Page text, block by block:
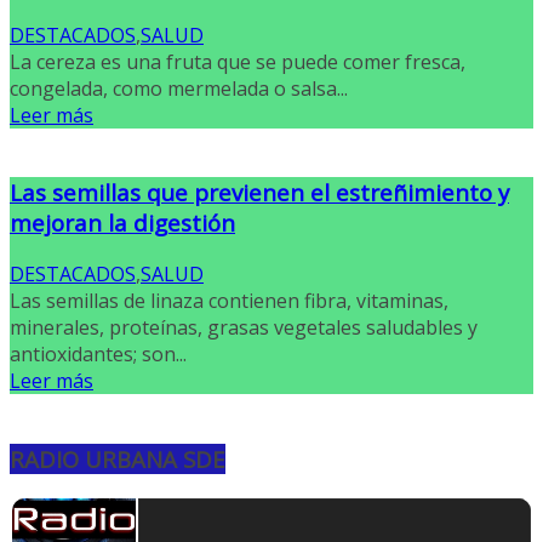
DESTACADOS,SALUD
La cereza es una fruta que se puede comer fresca,
congelada, como mermelada o salsa...
Leer más
Las semillas que previenen el estreñimiento y
mejoran la digestión
DESTACADOS,SALUD
Las semillas de linaza contienen fibra, vitaminas,
minerales, proteínas, grasas vegetales saludables y
antioxidantes; son...
Leer más
RADIO URBANA SDE